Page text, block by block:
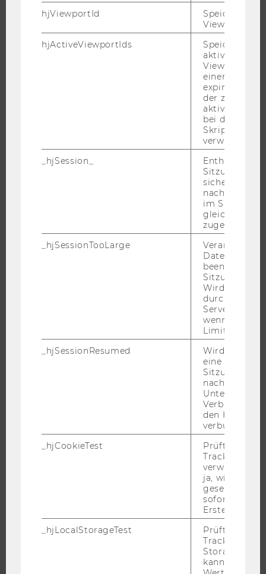
CAMPUS
WELCOME SERVICES
ALUMNI
hjViewportId
Speichert
Viewport-
hjActiveViewportIds
Speichert die
aktiven
Viewports.
einen
der zur
aktiver
bei der
verwendet
_hjSession_
Enthält die
sicher, dass
im
gleichen
zugeordnet
_hjSessionTooLarge
Veranlasst
beenden,
Sitzung zu
Wird
durch ein
Servers
wenn die
Limit
_hjSessionResumed
Wird gesetzt,
eine
Sitzung/
nach einer
Verbindung
den Hotjar-
verbunden
_hjCookieTest
Prüft, ob der
Tracking
verwenden
ja, wird ein
gesetzt. Wird
sofort nach
Erstellung
_hjLocalStorageTest
Prüft, ob der
Tracking
Storage
kann. Wenn